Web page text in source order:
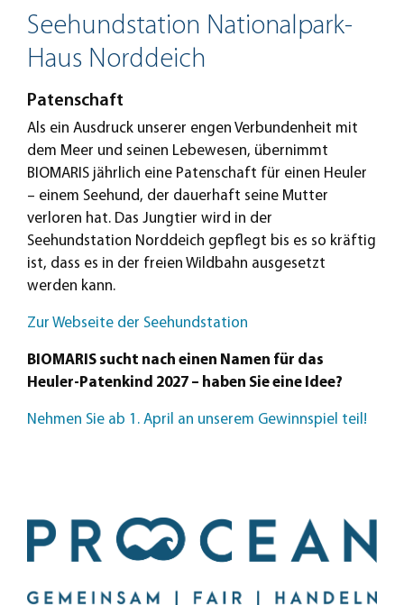
Seehundstation Nationalpark-
Haus Norddeich
Patenschaft
Als ein Ausdruck unserer engen Verbundenheit mit
dem Meer und seinen Lebewesen, übernimmt
BIOMARIS jährlich eine Patenschaft für einen Heuler
– einem Seehund, der dauerhaft seine Mutter
verloren hat. Das Jungtier wird in der
Seehundstation Norddeich gepflegt bis es so kräftig
ist, dass es in der freien Wildbahn ausgesetzt
werden kann.
Zur Webseite der Seehundstation
BIOMARIS sucht nach einen Namen für das
Heuler-Patenkind 2027 – haben Sie eine Idee?
Nehmen Sie ab 1. April an unserem Gewinnspiel teil!